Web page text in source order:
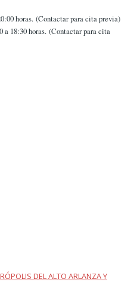
horas. (Contactar para cita previa)
a 18:30 horas. (Contactar para cita
DEL ALTO ARLANZA Y